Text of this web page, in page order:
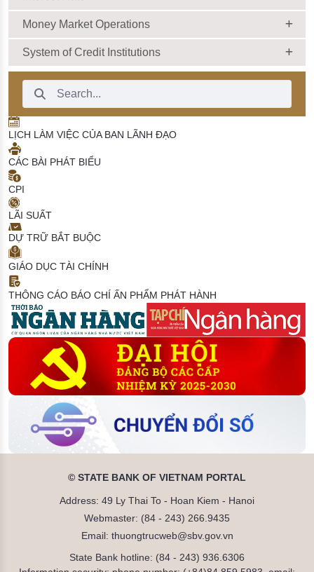
Money Market Operations
System of Credit Institutions
Search Bar
LỊCH LÀM VIỆC CỦA BAN LÃNH ĐẠO
CÁC BÀI PHÁT BIỂU
CPI
LÃI SUẤT
DỰ TRỮ BẮT BUỘC
GIÁO DỤC TÀI CHÍNH
THÔNG CÁO BÁO CHÍ ẤN PHẨM PHÁT HÀNH
© STATE BANK OF VIETNAM PORTAL
Address: 49 Ly Thai To - Hoan Kiem - Hanoi
Webmaster: (84 - 243) 266.9435
Email: thuongtrucweb@sbv.gov.vn
State Bank hotline: (84 - 243) 936.6306